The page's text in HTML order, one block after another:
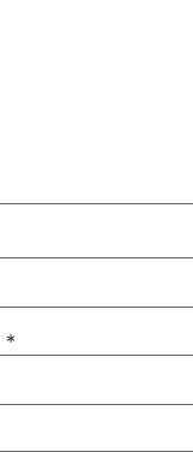
*